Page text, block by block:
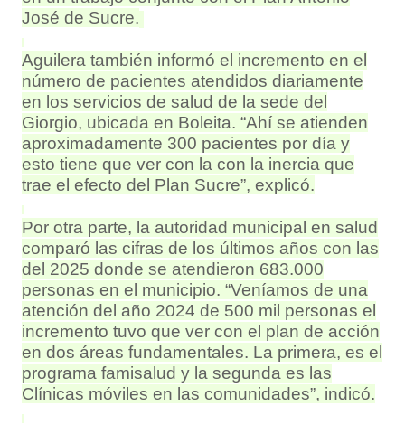
José de Sucre.
Aguilera también informó el incremento en el
número de pacientes atendidos diariamente
en los servicios de salud de la sede del
Giorgio, ubicada en Boleita. “Ahí se atienden
aproximadamente 300 pacientes por día y
esto tiene que ver con la con la inercia que
trae el efecto del Plan Sucre”, explicó.
Por otra parte, la autoridad municipal en salud
comparó las cifras de los últimos años con las
del 2025 donde se atendieron 683.000
personas en el municipio. “Veníamos de una
atención del año 2024 de 500 mil personas el
incremento tuvo que ver con el plan de acción
en dos áreas fundamentales. La primera, es el
programa famisalud y la segunda es las
Clínicas móviles en las comunidades”, indicó.